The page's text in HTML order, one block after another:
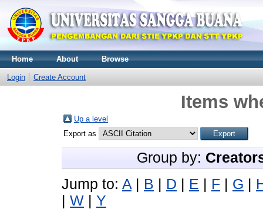
Home About Browse
Login Create Account
Items
Up a level
Export as
Group by:
Jump to: A B D E F G
W
Y